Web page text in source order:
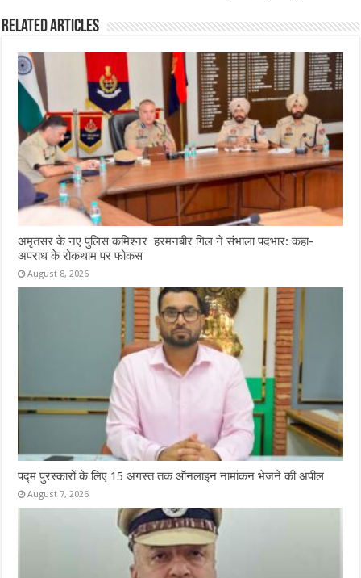
Related Articles
अमृतसर के नए पुलिस कमिश्नर हरमनबीर गिल ने संभाला पदभार: कहा-
अपराध के रोकथाम पर फोकस
August 8, 2026
पद्म पुरस्कारों के लिए 15 अगस्त तक ऑनलाइन नामांकन भेजने की अपील
August 7, 2026